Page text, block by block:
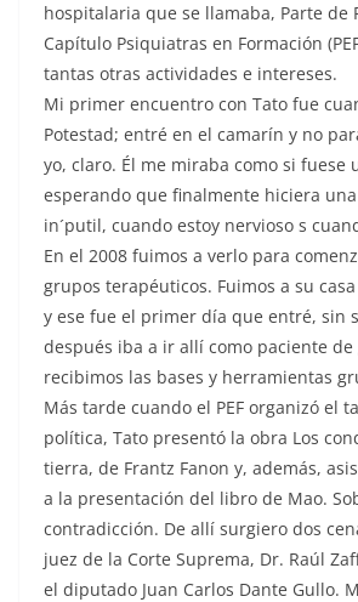
hospitalaria que se llamaba, Parte de
Capítulo Psiquiatras en Formación
tantas otras actividades e intereses.
Mi primer encuentro con Tato fue
Potestad; entré en el camarín y no
yo, claro. Él me miraba como si fuese
esperando que finalmente hiciera
in´putil, cuando estoy nervioso s
En el 2008 fuimos a verlo para
grupos terapéuticos. Fuimos a su
y ese fue el primer día que entré, sin
después iba a ir allí como paciente de
recibimos las bases y herramientas
Más tarde cuando el PEF organizó el
política, Tato presentó la obra Los
tierra, de Frantz Fanon y, además,
a la presentación del libro de Mao.
contradicción. De allí surgiero dos
juez de la Corte Suprema, Dr. Raúl
el diputado Juan Carlos Dante Gullo.